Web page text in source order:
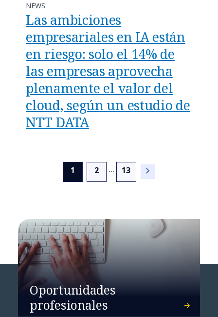
NEWS
Las ambiciones
empresariales en IA están
en riesgo: solo el 14% de
las empresas aprovecha
plenamente el valor del
cloud, según un estudio de
NTT DATA
1 (current)
2 ... 13
Oportunidades
profesionales